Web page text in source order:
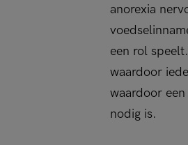
anorexia
een rol
waardoor
waardoor
nodig is.